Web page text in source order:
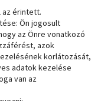
az érintett.
Ön jogosult
az Önre vonatkozó
azok
korlátozását,
adatok kezelése
van az